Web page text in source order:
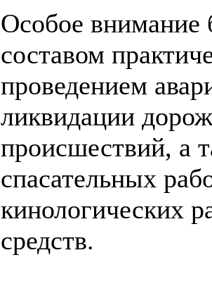
Особое внимание
составом
проведением
ликвидации
происшествий, а
спасательных
кинологических
средств.